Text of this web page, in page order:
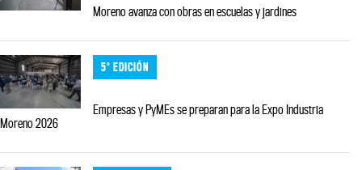
Moreno avanza con obras en escuelas y jardines
5° EDICIÓN
Empresas y PyMEs se preparan para la Expo Industria
Moreno 2026